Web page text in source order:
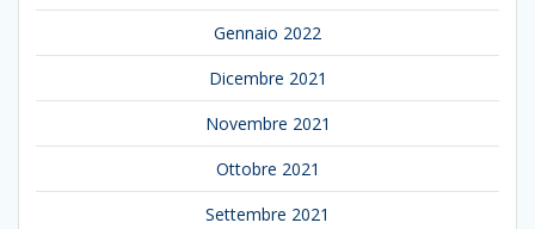
Gennaio 2022
Dicembre 2021
Novembre 2021
Ottobre 2021
Settembre 2021